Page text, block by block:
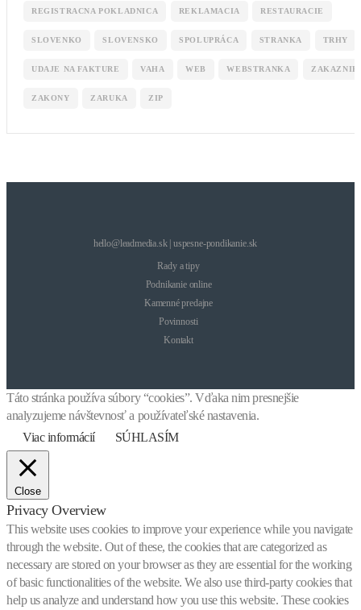
REGISTRACNA POKLADNICA REKLAMACIA RESTAURACIE
SLOVENKO SLOVENSKO SPOLUPRÁCA STRANKA TRHY
UDAJE NA FAKTURE VAHA WEB WEBSTRANKA ZAKAZNIK
ZAKONY ZARUKA ZIP
hello@leadmedia.sk | uspesne-pondikanie.sk
Rady a tipy
Podnikanie online
Kamenné predajne
Povinnosti
Kontakt
Táto stránka používa súbory “cookies”. Vďaka nim presnejšie
analyzujeme návštevnosť a používateľské nastavenia.
Viac informácií
SÚHLASÍM
Close
Privacy Overview
This website uses cookies to improve your experience while you navigate
through the website. Out of these, the cookies that are categorized as
necessary are stored on your browser as they are essential for the working
of basic functionalities of the website. We also use third-party cookies that
help us analyze and understand how you use this website. These cookies